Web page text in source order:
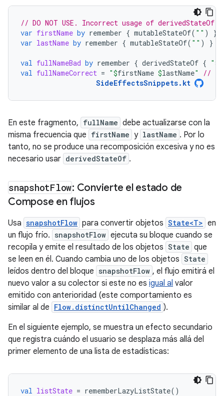
// DO NOT USE. Incorrect usage of derivedStateOf.
var firstName by remember { mutableStateOf( "" )
}
var lastName by remember { mutableStateOf( "" ) }
val fullNameBad by remember { derivedStateOf { "$
val fullNameCorrect = "$firstName $lastName"
//
SideEffectsSnippets.kt
En este fragmento, fullName debe actualizarse con la
misma frecuencia que firstName y lastName . Por lo
tanto, no se produce una recomposición excesiva y no es
necesario usar derivedStateOf .
snapshotFlow: Convierte el estado de
Compose en flujos
Usa snapshotFlow para convertir objetos State<T> en
un flujo frío. snapshotFlow ejecuta su bloque cuando se
recopila y emite el resultado de los objetos State que
se leen en él. Cuando cambia uno de los objetos State
leídos dentro del bloque snapshotFlow , el flujo emitirá el
nuevo valor a su colector si este no es igual al valor
emitido con anterioridad (este comportamiento es
similar al de Flow.distinctUntilChanged ).
En el siguiente ejemplo, se muestra un efecto secundario
que registra cuándo el usuario se desplaza más allá del
primer elemento de una lista de estadísticas:
val listState = rememberLazyListState()